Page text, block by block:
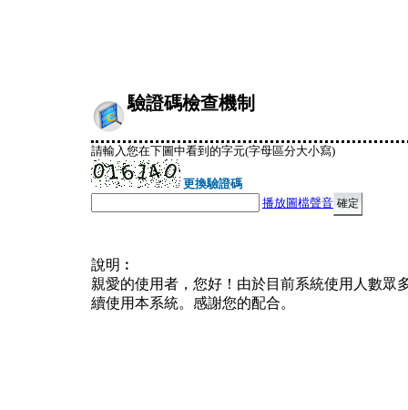
驗證碼檢查機制
請輸入您在下圖中看到的字元(字母區分大小寫)
更換驗證碼
播放圖檔聲音
說明︰
親愛的使用者，您好！由於目前系統使用人數眾
續使用本系統。感謝您的配合。